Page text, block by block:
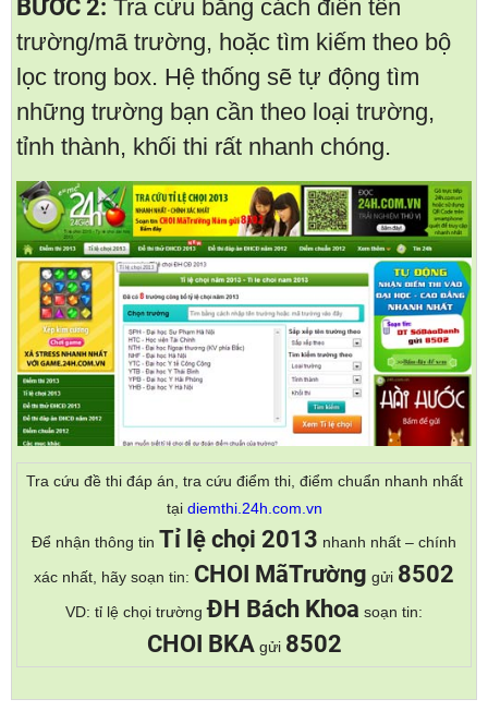
BƯỚC 2: Tra cứu bằng cách điền tên
trường/mã trường, hoặc tìm kiếm theo bộ
lọc trong box. Hệ thống sẽ tự động tìm
những trường bạn cần theo loại trường,
tỉnh thành, khối thi rất nhanh chóng.
Tra cứu đề thi đáp án, tra cứu điểm thi, điểm chuẩn nhanh nhất
tại diemthi.24h.com.vn
Để nhận thông tin Tỉ lệ chọi 2013 nhanh nhất – chính
xác nhất, hãy soạn tin: CHOI MãTrường gửi 8502
VD: tỉ lệ chọi trườngĐH Bách Khoa soạn tin:
CHOI BKAgửi 8502